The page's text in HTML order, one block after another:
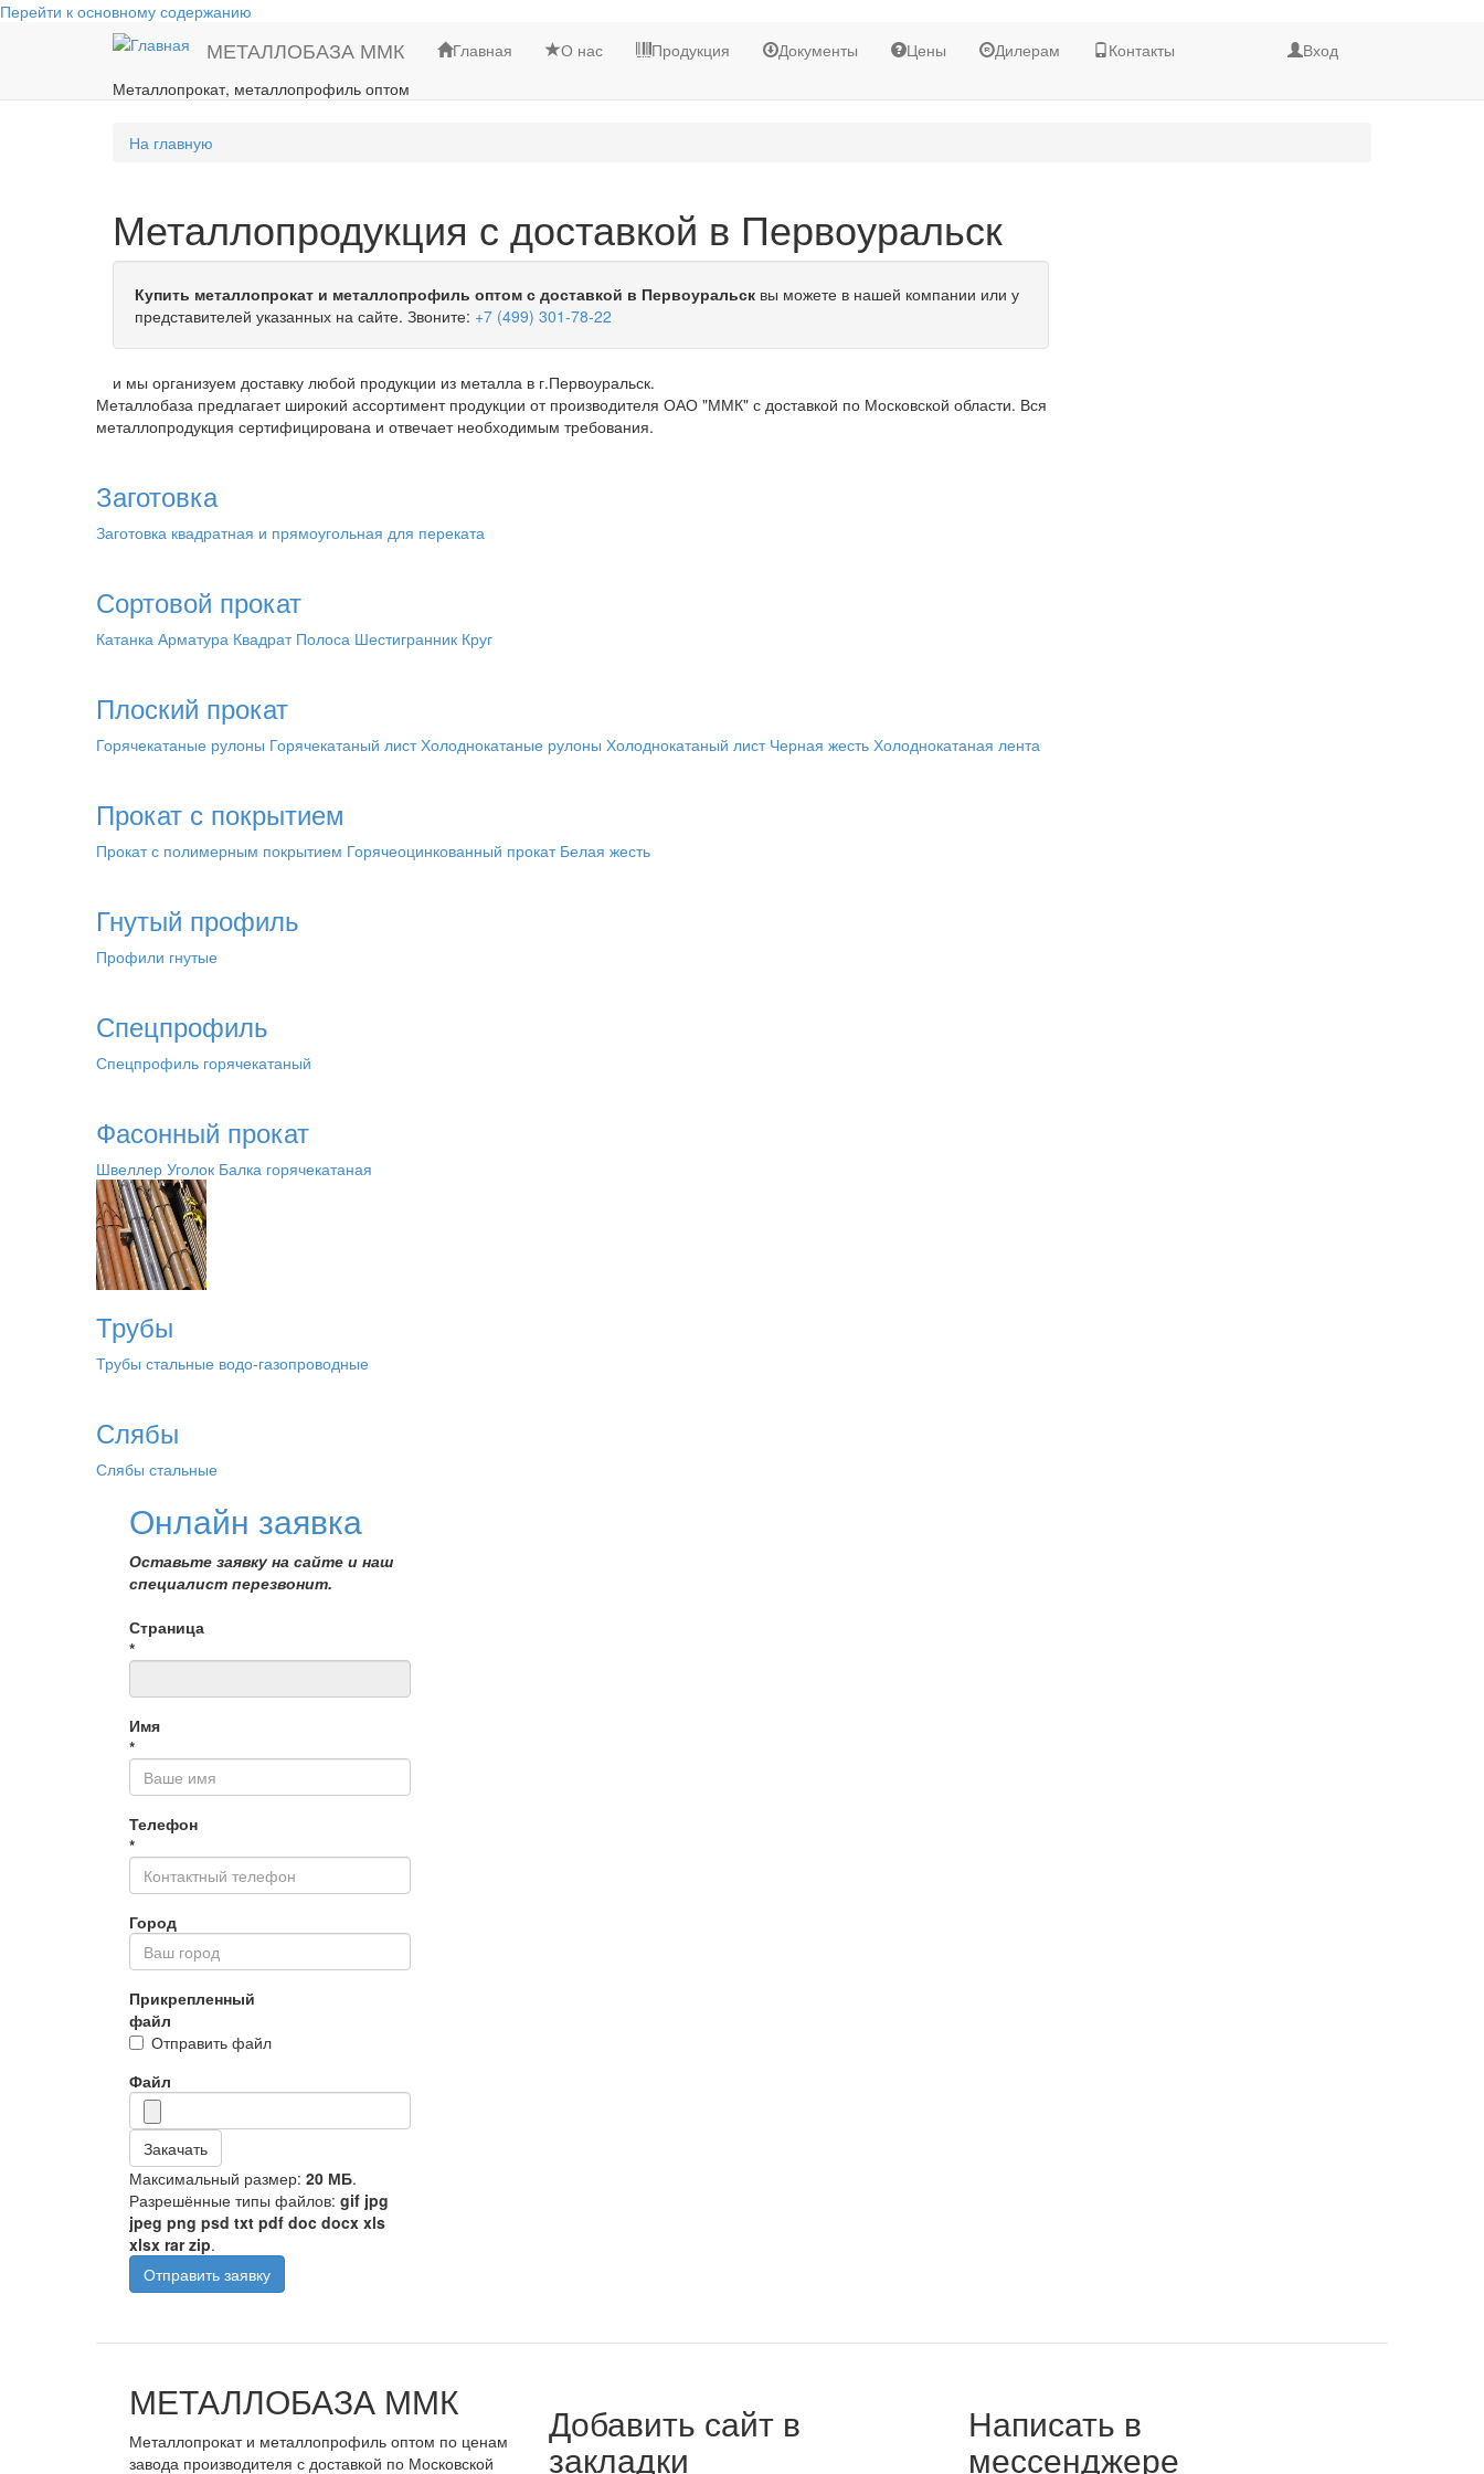
Перейти к основному содержанию
МЕТАЛЛОБАЗА ММК
Металлопрокат, металлопрофиль оптом
Главная О нас Продукция Документы Цены Дилерам Контакты Вход
На главную
Металлопродукция с доставкой в Первоуральск
Купить металлопрокат и металлопрофиль оптом с доставкой в Первоуральск вы можете в нашей компании или у
представителей указанных на сайте. Звоните: +7 (499) 301-78-22
и мы организуем доставку любой продукции из металла в г.Первоуральск.
Металлобаза предлагает широкий ассортимент продукции от производителя ОАО "ММК" с доставкой по Московской области. Вся
металлопродукция сертифицирована и отвечает необходимым требования.
Заготовка
Заготовка квадратная и прямоугольная для переката
Сортовой прокат
Катанка Арматура Квадрат Полоса Шестигранник Круг
Плоский прокат
Горячекатаные рулоны Горячекатаный лист Холоднокатаные рулоны Холоднокатаный лист Черная жесть Холоднокатаная лента
Прокат с покрытием
Прокат с полимерным покрытием Горячеоцинкованный прокат Белая жесть
Гнутый профиль
Профили гнутые
Спецпрофиль
Спецпрофиль горячекатаный
Фасонный прокат
Швеллер Уголок Балка горячекатаная
Трубы
Трубы стальные водо-газопроводные
Слябы
Слябы стальные
Онлайн заявка
Оставьте заявку на сайте и наш
специалист перезвонит.
Страница
*
Имя
*
Телефон
*
Город
Прикрепленный
файл
Отправить файл
Файл
Закачать
Максимальный размер: 20 МБ.
Разрешённые типы файлов: gif jpg
jpeg png psd txt pdf doc docx xls
xlsx rar zip.
Отправить заявку
МЕТАЛЛОБАЗА ММК
Металлопрокат и металлопрофиль оптом по ценам
завода производителя с доставкой по Московской
Добавить сайт в
закладки
Написать в
мессенджере